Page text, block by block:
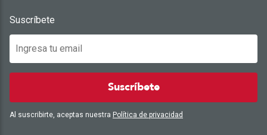
Suscríbete
Suscríbete
Al suscribirte, aceptas nuestra Política de privacidad